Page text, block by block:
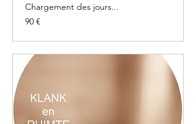
Chargement des jours...
90
euros
90 €